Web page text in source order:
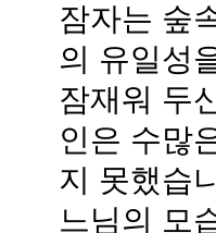
잠자는 숲
의 유일성
잠재워 두
인은 수많
지 못했습
느님의 모